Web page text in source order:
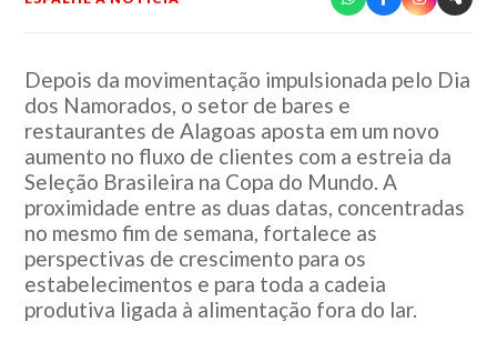
Depois da movimentação impulsionada pelo Dia
dos Namorados, o setor de bares e
restaurantes de Alagoas aposta em um novo
aumento no fluxo de clientes com a estreia da
Seleção Brasileira na Copa do Mundo. A
proximidade entre as duas datas, concentradas
no mesmo fim de semana, fortalece as
perspectivas de crescimento para os
estabelecimentos e para toda a cadeia
produtiva ligada à alimentação fora do lar.